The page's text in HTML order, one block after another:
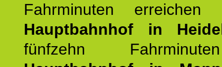
Fahrminuten
Hauptbahnhof in
fünfzehn